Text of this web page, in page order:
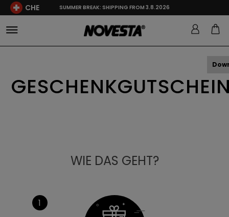
CHE SUMMER BREAK: SHIPPING FROM 3.8.2026
WIE DAS GEHT?
1